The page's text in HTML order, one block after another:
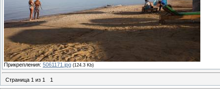
Прикрепления: 5061171.jpg (124.3 Kb)
Страница 1 из 1 1